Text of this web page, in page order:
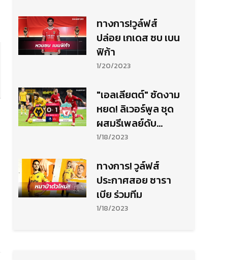
ทางการ!วูล์ฟส์
ปล่อย เกเดส ซบ เบน
ฟิก้า
1/20/2023
"เอลเลียตต์" ซัดงาม
หยด! ลิเวอร์พูล ชุด
ผสมรีเพลย์ดับ
วูล์ฟส์ ลิ่วรอบ 4 เอฟ
1/18/2023
ทางการ! วูล์ฟส์
ประกาศสอย ซารา
เบีย ร่วมทีม
1/18/2023